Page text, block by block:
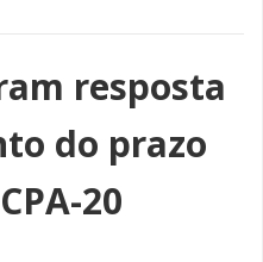
resposta
do prazo
20